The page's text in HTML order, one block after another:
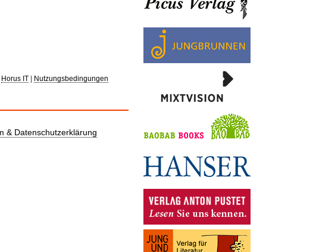
Horus IT Nutzungsbedingungen
& Datenschutzerklärung